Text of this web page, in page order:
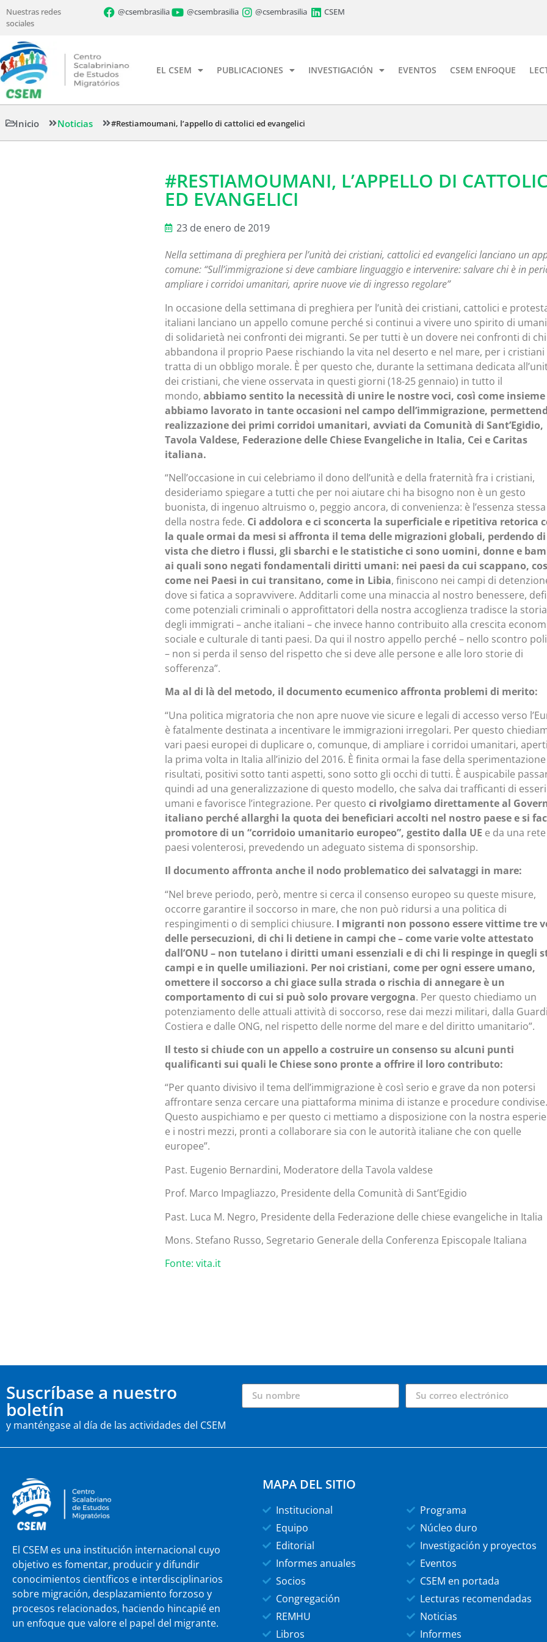
Nuestras redes
sociales
@csembrasilia @csembrasilia @csembrasilia CSEM
EL CSEM PUBLICACIONES INVESTIGACIÓN EVENTOS CSEM ENFOQUE
Inicio Noticias #Restiamoumani, l’appello di cattolici ed evangelici
#RESTIAMOUMANI, L’APPELLO DI
ED EVANGELICI
23 de enero de 2019
Nella settimana di preghiera per l’unità dei cristiani, cattolici ed evangelici lanciano un
comune: “Sull’immigrazione si deve cambiare linguaggio e intervenire: salvare chi è in
ampliare i corridoi umanitari, aprire nuove vie di ingresso regolare”
In occasione della settimana di preghiera per l’unità dei cristiani, cattolici e
italiani lanciano un appello comune perché si continui a vivere uno spirito di
di solidarietà nei confronti dei migranti. Se per tutti è un dovere nei confronti di chi
abbandona il proprio Paese rischiando la vita nel deserto e nel mare, per i cristiani
tratta di un obbligo morale. È per questo che, durante la settimana dedicata
dei cristiani, che viene osservata in questi giorni (18-25 gennaio) in tutto il
mondo, abbiamo sentito la necessità di unire le nostre voci, così come insieme
abbiamo lavorato in tante occasioni nel campo dell’immigrazione,
realizzazione dei primi corridoi umanitari, avviati da Comunità di Sant’Egidio,
Tavola Valdese, Federazione delle Chiese Evangeliche in Italia, Cei e Caritas
italiana.
“Nell’occasione in cui celebriamo il dono dell’unità e della fraternità fra i cristiani,
desideriamo spiegare a tutti che per noi aiutare chi ha bisogno non è un gesto
buonista, di ingenuo altruismo o, peggio ancora, di convenienza: è l’essenza stessa
della nostra fede. Ci addolora e ci sconcerta la superficiale e ripetitiva retorica
la quale ormai da mesi si affronta il tema delle migrazioni globali, perdendo di
vista che dietro i flussi, gli sbarchi e le statistiche ci sono uomini, donne e
ai quali sono negati fondamentali diritti umani: nei paesi da cui scappano,
come nei Paesi in cui transitano, come in Libia, finiscono nei campi di
dove si fatica a sopravvivere. Additarli come una minaccia al nostro benessere,
come potenziali criminali o approfittatori della nostra accoglienza tradisce la storia
degli immigrati – anche italiani – che invece hanno contribuito alla crescita
sociale e culturale di tanti paesi. Da qui il nostro appello perché – nello scontro
– non si perda il senso del rispetto che si deve alle persone e alle loro storie di
sofferenza”.
Ma al di là del metodo, il documento ecumenico affronta problemi di merito:
“Una politica migratoria che non apre nuove vie sicure e legali di accesso verso
è fatalmente destinata a incentivare le immigrazioni irregolari. Per questo
vari paesi europei di duplicare o, comunque, di ampliare i corridoi umanitari,
la prima volta in Italia all’inizio del 2016. È finita ormai la fase della sperimentazione
risultati, positivi sotto tanti aspetti, sono sotto gli occhi di tutti. È auspicabile
quindi ad una generalizzazione di questo modello, che salva dai trafficanti di esseri
umani e favorisce l’integrazione. Per questo ci rivolgiamo direttamente al
italiano perché allarghi la quota dei beneficiari accolti nel nostro paese e si
promotore di un “corridoio umanitario europeo”, gestito dalla UE e da una
paesi volenterosi, prevedendo un adeguato sistema di sponsorship.
Il documento affronta anche il nodo problematico dei salvataggi in mare:
“Nel breve periodo, però, mentre si cerca il consenso europeo su queste misure,
occorre garantire il soccorso in mare, che non può ridursi a una politica di
respingimenti o di semplici chiusure. I migranti non possono essere vittime tre
delle persecuzioni, di chi li detiene in campi che – come varie volte attestato
dall’ONU – non tutelano i diritti umani essenziali e di chi li respinge in quegli
campi e in quelle umiliazioni. Per noi cristiani, come per ogni essere umano,
omettere il soccorso a chi giace sulla strada o rischia di annegare è un
comportamento di cui si può solo provare vergogna. Per questo chiediamo un
potenziamento delle attuali attività di soccorso, rese dai mezzi militari, dalla
Costiera e dalle ONG, nel rispetto delle norme del mare e del diritto umanitario”.
Il testo si chiude con un appello a costruire un consenso su alcuni punti
qualificanti sui quali le Chiese sono pronte a offrire il loro contributo:
“Per quanto divisivo il tema dell’immigrazione è così serio e grave da non potersi
affrontare senza cercare una piattaforma minima di istanze e procedure condivise.
Questo auspichiamo e per questo ci mettiamo a disposizione con la nostra
e i nostri mezzi, pronti a collaborare sia con le autorità italiane che con quelle
europee”.
Past. Eugenio Bernardini, Moderatore della Tavola valdese
Prof. Marco Impagliazzo, Presidente della Comunità di Sant’Egidio
Past. Luca M. Negro, Presidente della Federazione delle chiese evangeliche in Italia
Mons. Stefano Russo, Segretario Generale della Conferenza Episcopale Italiana
Fonte: vita.it
Suscríbase a nuestro
boletín
y manténgase al día de las actividades del CSEM
El CSEM es una institución internacional cuyo
objetivo es fomentar, producir y difundir
conocimientos científicos e interdisciplinarios
sobre migración, desplazamiento forzoso y
procesos relacionados, haciendo hincapié en
un enfoque que valore el papel del migrante.
MAPA DEL SITIO
Institucional
Equipo
Editorial
Informes anuales
Socios
Congregación
REMHU
Libros
Programa
Núcleo duro
Investigación y proyectos
Eventos
CSEM en portada
Lecturas recomendadas
Noticias
Informes